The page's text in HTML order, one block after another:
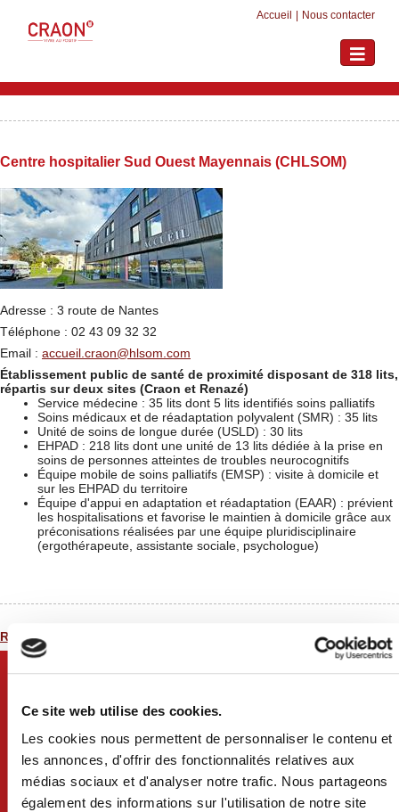
Ce site web utilise des cookies.
Les cookies nous permettent de personnaliser le contenu et
les annonces, d'offrir des fonctionnalités relatives aux
médias sociaux et d'analyser notre trafic. Nous partageons
également des informations sur l'utilisation de notre site
Accueil Nous contacter
Toggle
Centre hospitalier Sud Ouest Mayennais (CHLSOM)
Adresse : 3 route de Nantes
Téléphone : 02 43 09 32 32
Email : accueil.craon@hlsom.com
Établissement public de santé de proximité disposant de 318 lits,
répartis sur deux sites (Craon et Renazé)
Service médecine : 35 lits dont 5 lits identifiés soins palliatifs
Soins médicaux et de réadaptation polyvalent (SMR) : 35 lits
Unité de soins de longue durée (USLD) : 30 lits
EHPAD : 218 lits dont une unité de 13 lits dédiée à la prise en
soins de personnes atteintes de troubles neurocognitifs
Équipe mobile de soins palliatifs (EMSP) : visite à domicile et
sur les EHPAD du territoire
Équipe d'appui en adaptation et réadaptation (EAAR) : prévient
les hospitalisations et favorise le maintien à domicile grâce aux
préconisations réalisées par une équipe pluridisciplinaire
(ergothérapeute, assistante sociale, psychologue)
Retour à la liste